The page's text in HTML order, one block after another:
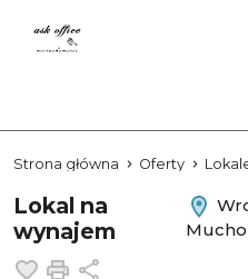
Strona główna Oferty
Lokal na
wynajem
Dodaj do ulubionych
Drukuj